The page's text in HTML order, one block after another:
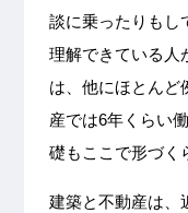
談に乗ったりもし
理解できている人
は、他にほとんど
産では6年くらい
礎もここで形づく
建築と不動産は、